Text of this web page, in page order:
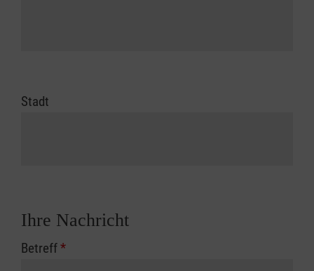
Stadt
Ihre Nachricht
Betreff*